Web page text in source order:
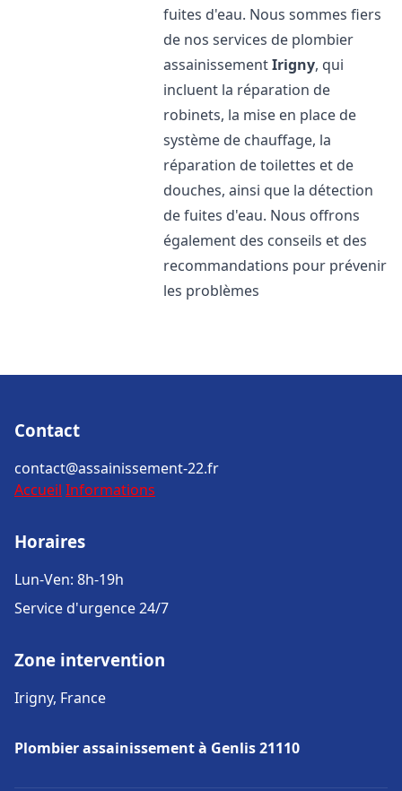
fuites d'eau. Nous sommes fiers
de nos services de plombier
assainissementIrigny, qui
incluent la réparation de
robinets, la mise en place de
système de chauffage, la
réparation de toilettes et de
douches, ainsi que la détection
de fuites d'eau. Nous offrons
également des conseils et des
recommandations pour prévenir
les problèmes
Contact
contact@assainissement-22.fr
Accueil Informations
Horaires
Lun-Ven: 8h-19h
Service d'urgence 24/7
Zone intervention
Irigny, France
Plombier assainissement à Genlis 21110